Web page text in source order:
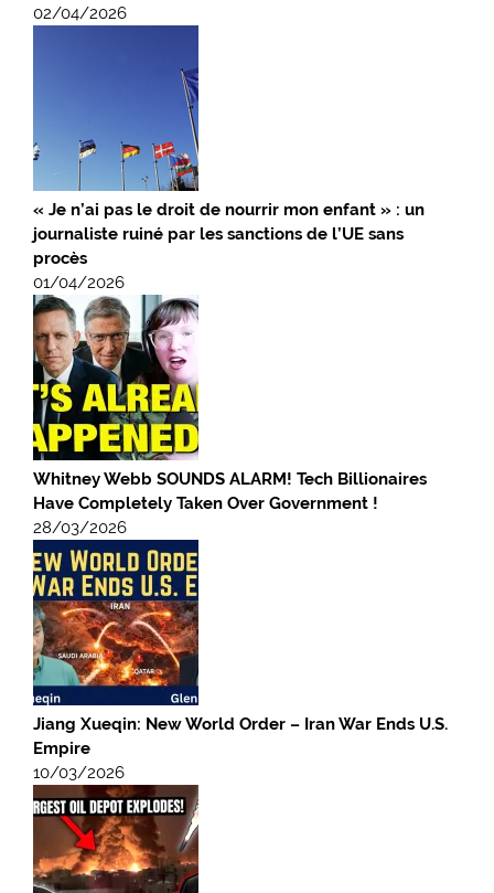
02/04/2026
« Je n’ai pas le droit de nourrir mon enfant » : un
journaliste ruiné par les sanctions de l’UE sans
procès
01/04/2026
Whitney Webb SOUNDS ALARM! Tech Billionaires
Have Completely Taken Over Government !
28/03/2026
Jiang Xueqin: New World Order – Iran War Ends U.S.
Empire
10/03/2026